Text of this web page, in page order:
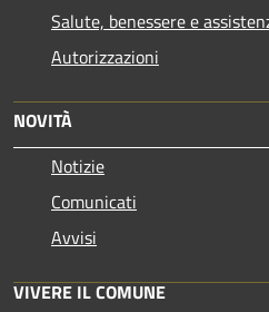
Salute, benessere e
Autorizzazioni
NOVITÀ
Notizie
Comunicati
Avvisi
VIVERE IL COMUNE